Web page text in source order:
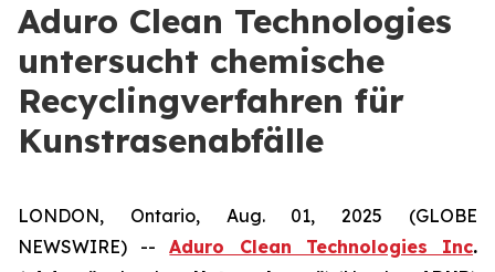
Aduro Clean Technologies
untersucht chemische
Recyclingverfahren für
Kunstrasenabfälle
LONDON, Ontario, Aug. 01, 2025 (GLOBE
NEWSWIRE) --Aduro Clean Technologies Inc.